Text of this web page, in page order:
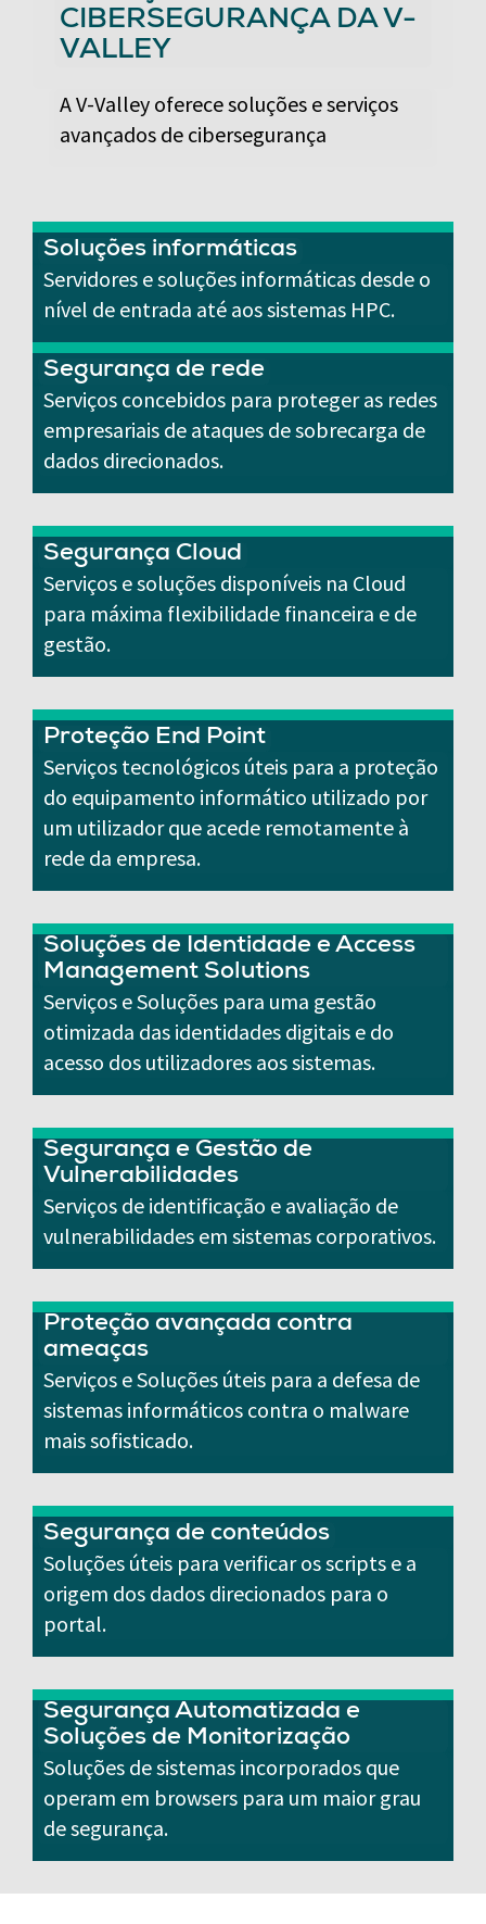
CIBERSEGURANÇA DA V-
VALLEY
A V-Valley oferece soluções e serviços
avançados de cibersegurança
Soluções informáticas
Servidores e soluções informáticas desde o
nível de entrada até aos sistemas HPC.
Segurança de rede
Serviços concebidos para proteger as redes
empresariais de ataques de sobrecarga de
dados direcionados.
Segurança Cloud
Serviços e soluções disponíveis na Cloud
para máxima flexibilidade financeira e de
gestão.
Proteção End Point
Serviços tecnológicos úteis para a proteção
do equipamento informático utilizado por
um utilizador que acede remotamente à
rede da empresa.
Soluções de Identidade e Access
Management Solutions
Serviços e Soluções para uma gestão
otimizada das identidades digitais e do
acesso dos utilizadores aos sistemas.
Segurança e Gestão de
Vulnerabilidades
Serviços de identificação e avaliação de
vulnerabilidades em sistemas corporativos.
Proteção avançada contra
ameaças
Serviços e Soluções úteis para a defesa de
sistemas informáticos contra o malware
mais sofisticado.
Segurança de conteúdos
Soluções úteis para verificar os scripts e a
origem dos dados direcionados para o
portal.
Segurança Automatizada e
Soluções de Monitorização
Soluções de sistemas incorporados que
operam em browsers para um maior grau
de segurança.